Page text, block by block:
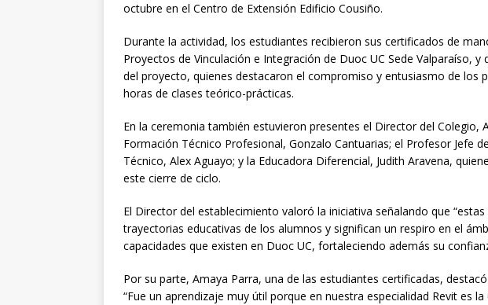
octubre en el Centro de Extensión Edificio Cousiño.
Durante la actividad, los estudiantes recibieron sus certificados de
Proyectos de Vinculación e Integración de Duoc UC Sede Valparaíso,
del proyecto, quienes destacaron el compromiso y entusiasmo de los
horas de clases teórico-prácticas.
En la ceremonia también estuvieron presentes el Director del Colegio,
Formación Técnico Profesional, Gonzalo Cantuarias; el Profesor Jefe
Técnico, Alex Aguayo; y la Educadora Diferencial, Judith Aravena,
este cierre de ciclo.
El Director del establecimiento valoró la iniciativa señalando que
trayectorias educativas de los alumnos y significan un respiro en el
capacidades que existen en Duoc UC, fortaleciendo además su
Por su parte, Amaya Parra, una de las estudiantes certificadas,
“Fue un aprendizaje muy útil porque en nuestra especialidad Revit es